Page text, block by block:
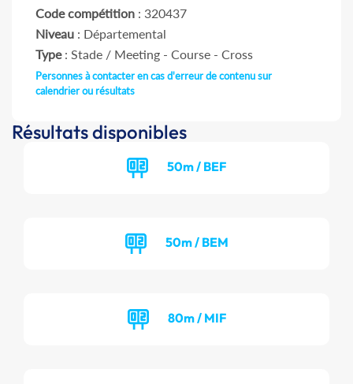
Code compétition : 320437
Niveau : Départemental
Type: Stade / Meeting - Course - Cross
Personnes à contacter en cas d'erreur de contenu sur
calendrier ou résultats
Résultats disponibles
50m / BEF
50m / BEM
80m / MIF